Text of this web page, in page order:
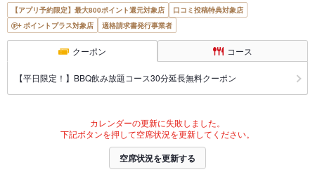
【アプリ予約限定】最大800ポイント還元対象店
口コミ投稿特典対象店
ポイントプラス対象店
適格請求書発行事業者
クーポン コース
【平日限定！】BBQ飲み放題コース30分延長無料クーポン
カレンダーの更新に失敗しました。
下記ボタンを押して空席状況を更新してください。
空席状況を更新する